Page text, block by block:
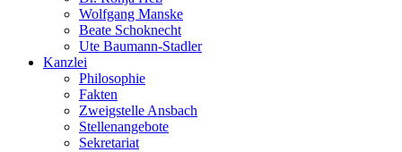
Wolfgang Manske
Beate Schoknecht
Ute Baumann-Stadler
Kanzlei
Philosophie
Fakten
Zweigstelle Ansbach
Stellenangebote
Sekretariat